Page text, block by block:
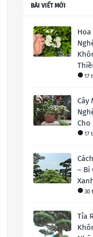
BÀI VIẾT MỚI
17
Cây
Cho
17
– Bí
30
Tỉa